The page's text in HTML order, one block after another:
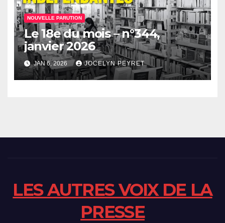
NOUVELLE PARUTION
Le 18e du mois – n°344,
janvier 2026
JAN 6, 2026 JOCELYN PEYRET
LES AUTRES VOIX DE LA
PRESSE